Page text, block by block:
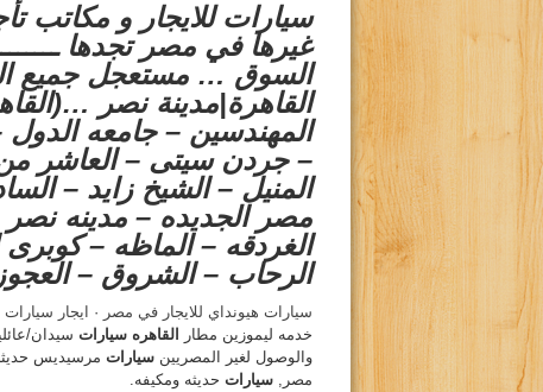
سيارات للايجار و مكاتب
غيرها في مصر تجدها
القاهرة|مدينة نصر
المهندسين – جامعه
– جردن سيتى – العاشر
المنيل – الشيخ زايد –
مصر الجديده – مدينه
الغردقه – الماظه –
الرحاب – الشروق –
سيارات هيونداي للايجار في مصر · ‏ ايجار
خدمه ليموزين مطار
القاهره سيارات
والوصول لغير المصريينسيارات مرسيديس
مصر,سيارات حديثه ومكيفه.